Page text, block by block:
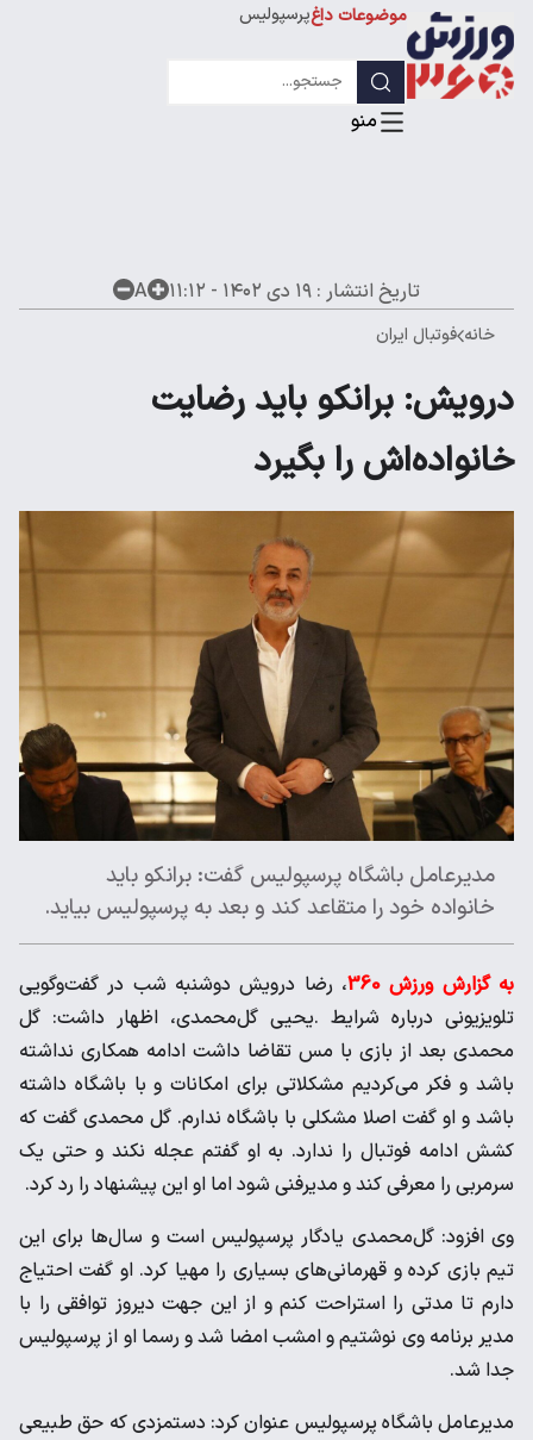
موضوعات داغپرسپولیس
لیگ قهرمانان
تاریخ انتشار : ۱۹ دی ۱۴۰۲ - ۱۱:۱۲ A
خانه فوتبال ایران
درویش: برانکو باید رضایت
خانواده‌اش را بگیرد
مدیرعامل باشگاه پرسپولیس گفت: برانکو باید
خانواده خود را متقاعد کند و بعد به پرسپولیس بیاید.
به گزارش ورزش 360
، رضا درویش دوشنبه شب در گفت‌وگویی
تلویزیونی درباره شرایط .یحیی گل‌محمدی، اظهار داشت: گل
محمدی بعد از بازی با مس تقاضا داشت ادامه همکاری نداشته
باشد و فکر می‌کردیم مشکلاتی برای امکانات و با باشگاه داشته
باشد و او گفت اصلا مشکلی با باشگاه ندارم. گل محمدی گفت که
کشش ادامه فوتبال را ندارد. به او گفتم عجله نکند و حتی یک
سرمربی را معرفی کند و مدیرفنی شود اما او این پیشنهاد را رد کرد.
وی افزود: گل‌محمدی یادگار پرسپولیس است و سال‌ها برای این
تیم بازی کرده و قهرمانی‌های بسیاری را مهیا کرد. او گفت احتیاج
دارم تا مدتی را استراحت کنم و از این جهت دیروز توافقی را با
مدیر برنامه وی نوشتیم و امشب امضا شد و رسما او از پرسپولیس
جدا شد.
مدیرعامل باشگاه پرسپولیس عنوان کرد: دستمزدی که حق طبیعی